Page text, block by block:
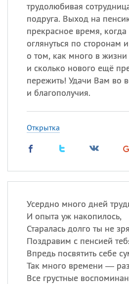
трудолюбивая
подруга. Выход на
прекрасное время,
оглянуться по сторонам
о том, как много в жизни
и сколько нового ещё
пережить! Удачи Вам во
и благополучия.
Открытка
Усердно много дней
И опыта уж накопилось,
Старалась долго ты не
Поздравим с пенсией
Впредь посвятить себе
Так много времени —
Все грустные